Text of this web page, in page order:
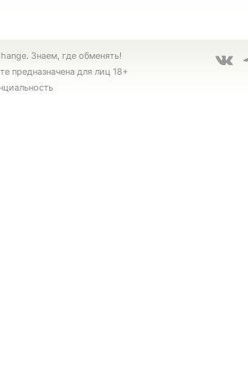
Знаем, где обменять!
предназначена для лиц 18+